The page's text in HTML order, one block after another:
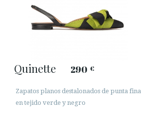
Quinette 290 €
Zapatos planos destalonados de punta fina
en tejido verde y negro